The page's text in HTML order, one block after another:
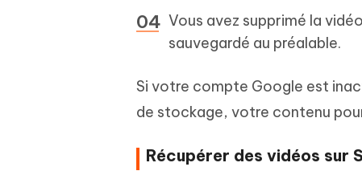
Vous avez supprimé la
sauvegardé au préalable.
Si votre compte Google est
de stockage, votre contenu
Récupérer des vidéos sur